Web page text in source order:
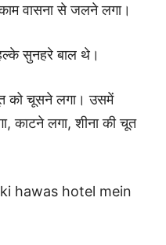
वासना से जलने लगा।
सुनहरे बाल थे।
को चूसने लगा। उसमें
काटने लगा, शीना की चूत
hawas hotel mein